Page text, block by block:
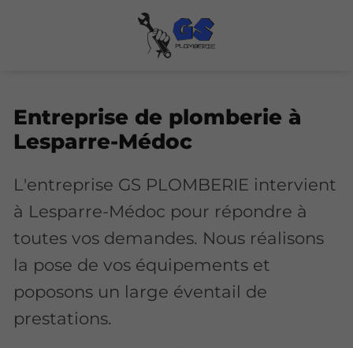
Entreprise de plomberie à
Lesparre-Médoc
L'entreprise GS PLOMBERIE intervient
à Lesparre-Médoc pour répondre à
toutes vos demandes. Nous réalisons
la pose de vos équipements et
poposons un large éventail de
prestations.